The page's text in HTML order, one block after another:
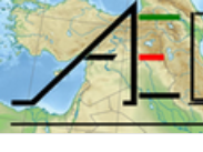
Aller
au
contenuAEMO